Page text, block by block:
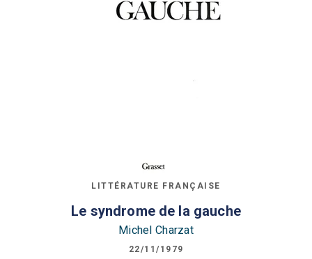
LITTÉRATURE FRANÇAISE
Le syndrome de la gauche
Michel Charzat
22/11/1979